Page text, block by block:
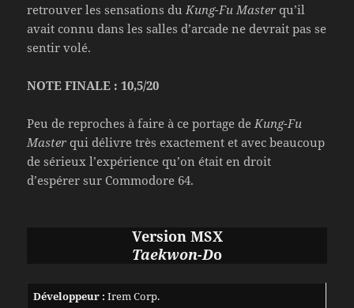
retrouver les sensations du Kung-Fu Master qu’il
avait connu dans les salles d’arcade ne devrait pas se
sentir volé.
NOTE FINALE : 10,5/20
Peu de reproches à faire à ce portage de Kung-Fu
Master qui délivre très exactement et avec beaucoup
de sérieux l’expérience qu’on était en droit
d’espérer sur Commodore 64.
Version MSX
Taekwon-Do
Développeur : Irem Corp.